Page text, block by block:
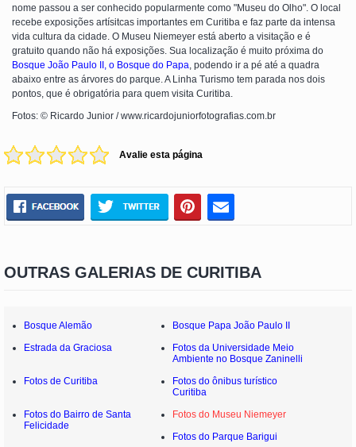
nome passou a ser conhecido popularmente como "Museu do Olho". O local
recebe exposições artísitcas importantes em Curitiba e faz parte da intensa
vida cultura da cidade. O Museu Niemeyer está aberto a visitação e é
gratuito quando não há exposições. Sua localização é muito próxima do
Bosque João Paulo II, o Bosque do Papa , podendo ir a pé até a quadra
abaixo entre as árvores do parque. A Linha Turismo tem parada nos dois
pontos, que é obrigatória para quem visita Curitiba.
Fotos: © Ricardo Junior / www.ricardojuniorfotografias.com.br
Avalie esta página
OUTRAS GALERIAS DE CURITIBA
Bosque Alemão
Bosque Papa João Paulo II
Estrada da Graciosa
Fotos da Universidade Meio
Ambiente no Bosque Zaninelli
Fotos de Curitiba
Fotos do ônibus turístico
Curitiba
Fotos do Bairro de Santa
Felicidade
Fotos do Museu Niemeyer
Fotos do Parque Barigui